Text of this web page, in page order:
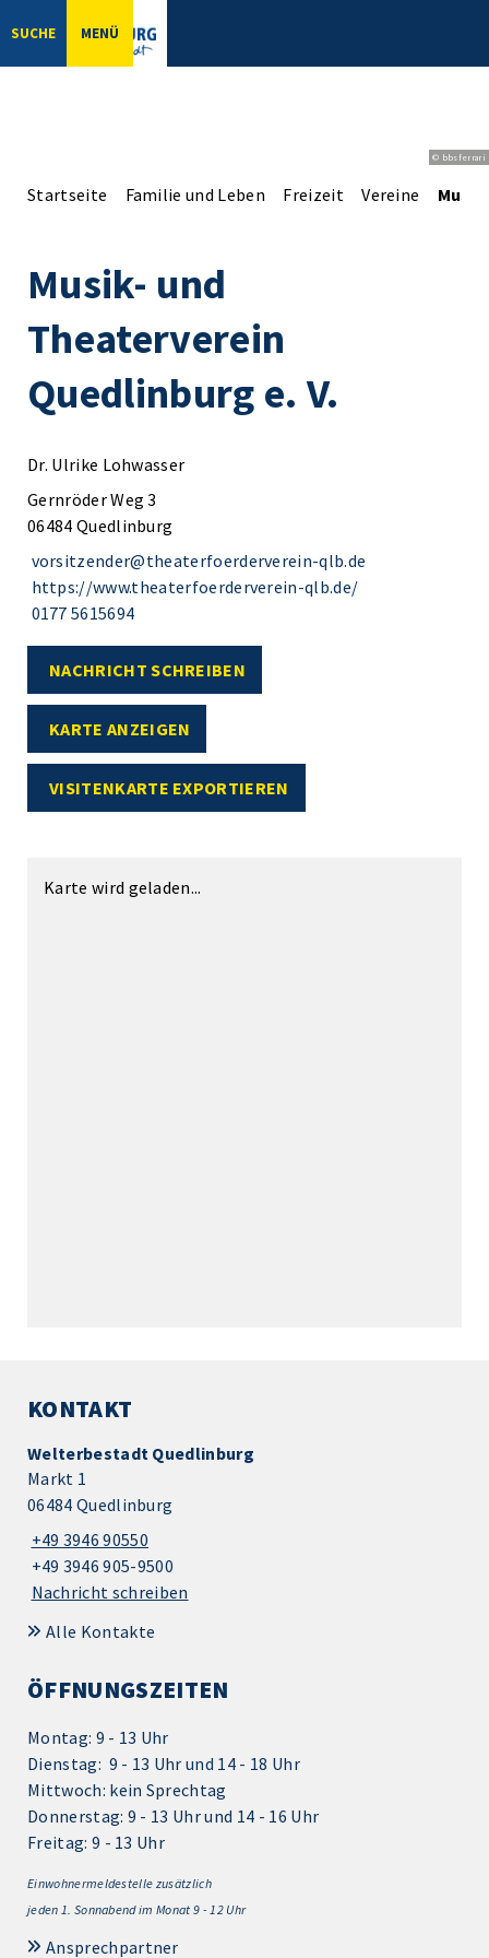
SUCHE MENÜ
© bbsferrari
Startseite Familie und Leben Freizeit Vereine
Musik- und
Theaterverein
Quedlinburg e. V.
Dr. Ulrike Lohwasser
Gernröder Weg 3
06484 Quedlinburg
vorsitzender@theaterfoerderverein-qlb.de
https://www.theaterfoerderverein-qlb.de/
0177 5615694
NACHRICHT SCHREIBEN
KARTE ANZEIGEN
VISITENKARTE EXPORTIEREN
Karte wird geladen...
KONTAKT
Welterbestadt Quedlinburg
Markt 1
06484 Quedlinburg
+49 3946 90550
+49 3946 905-9500
Nachricht schreiben
Alle Kontakte
ÖFFNUNGSZEITEN
Montag: 9 - 13 Uhr
Dienstag: 9 - 13 Uhr und 14 - 18 Uhr
Mittwoch: kein Sprechtag
Donnerstag: 9 - 13 Uhr und 14 - 16 Uhr
Freitag: 9 - 13 Uhr
Einwohnermeldestelle zusätzlich
jeden 1. Sonnabend im Monat 9 - 12 Uhr
Ansprechpartner